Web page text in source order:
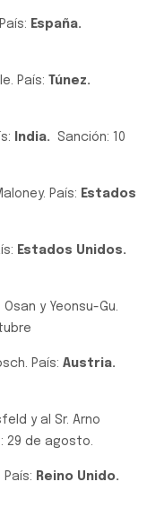
España.
País:
Túnez.
India. Sanción: 10
País: Estados
Estados Unidos.
y Yeonsu-Gu.
País: Austria.
y al Sr. Arno
29 de agosto.
País: Reino Unido.